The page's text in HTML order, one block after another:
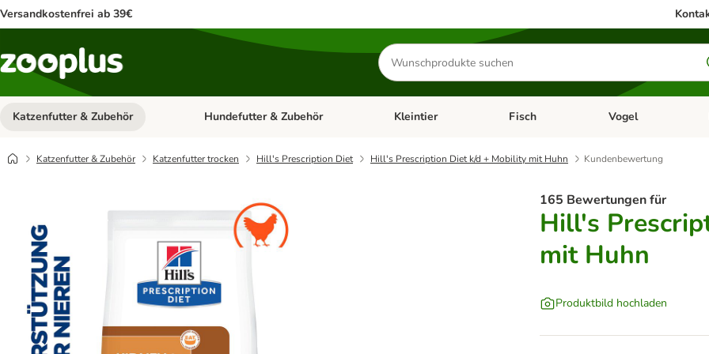
Versandkostenfrei ab 39€
Produkte
suchen
Katzenfutter & Zubehör Kategorie-Menü öffnen: Katzenfutter & Zubehör
Hundefutter & Zubehör Kategorie-Menü öffnen: Hundefutter & Zubehör
Kleintier Kategorie-Menü öffnen: Kleintier
Fisch Kategorie-Menü
Vogel
Katzenfutter & Zubehör Katzenfutter trocken Hill's Prescription Diet Hill's Prescription Diet k/d + Mobility mit Huhn Kundenbewertung
165 Bewertungen für
Hill's
mit Huhn
Produktbild hochladen